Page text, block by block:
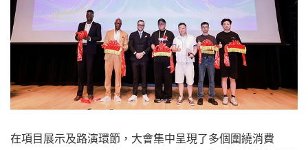
在項目展示及路演環節，大會集中呈現了多個圍繞消費